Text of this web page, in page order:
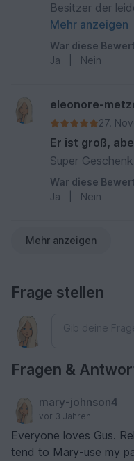
Besitzer der
"Sissy" haben
schönes
Mehr anzeigen
War diese
Ja
Nein
eleonore-
27.
Er ist groß,
Super
War diese
Ja
Nein
Mehr anzeigen
Frage stellen
Fragen &
mary-johnson4
vor 3 Jahren
Everyone loves Gus.
tend to Mary-use my